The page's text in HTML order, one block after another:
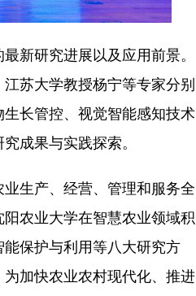
研究进展以及应用前景。
苏大学教授杨宁等专家分别
长管控、视觉智能感知技术
成果与实践探索。
生产、经营、管理和服务全
农业大学在智慧农业领域积
保护与利用等八大研究方
加快农业农村现代化、推进